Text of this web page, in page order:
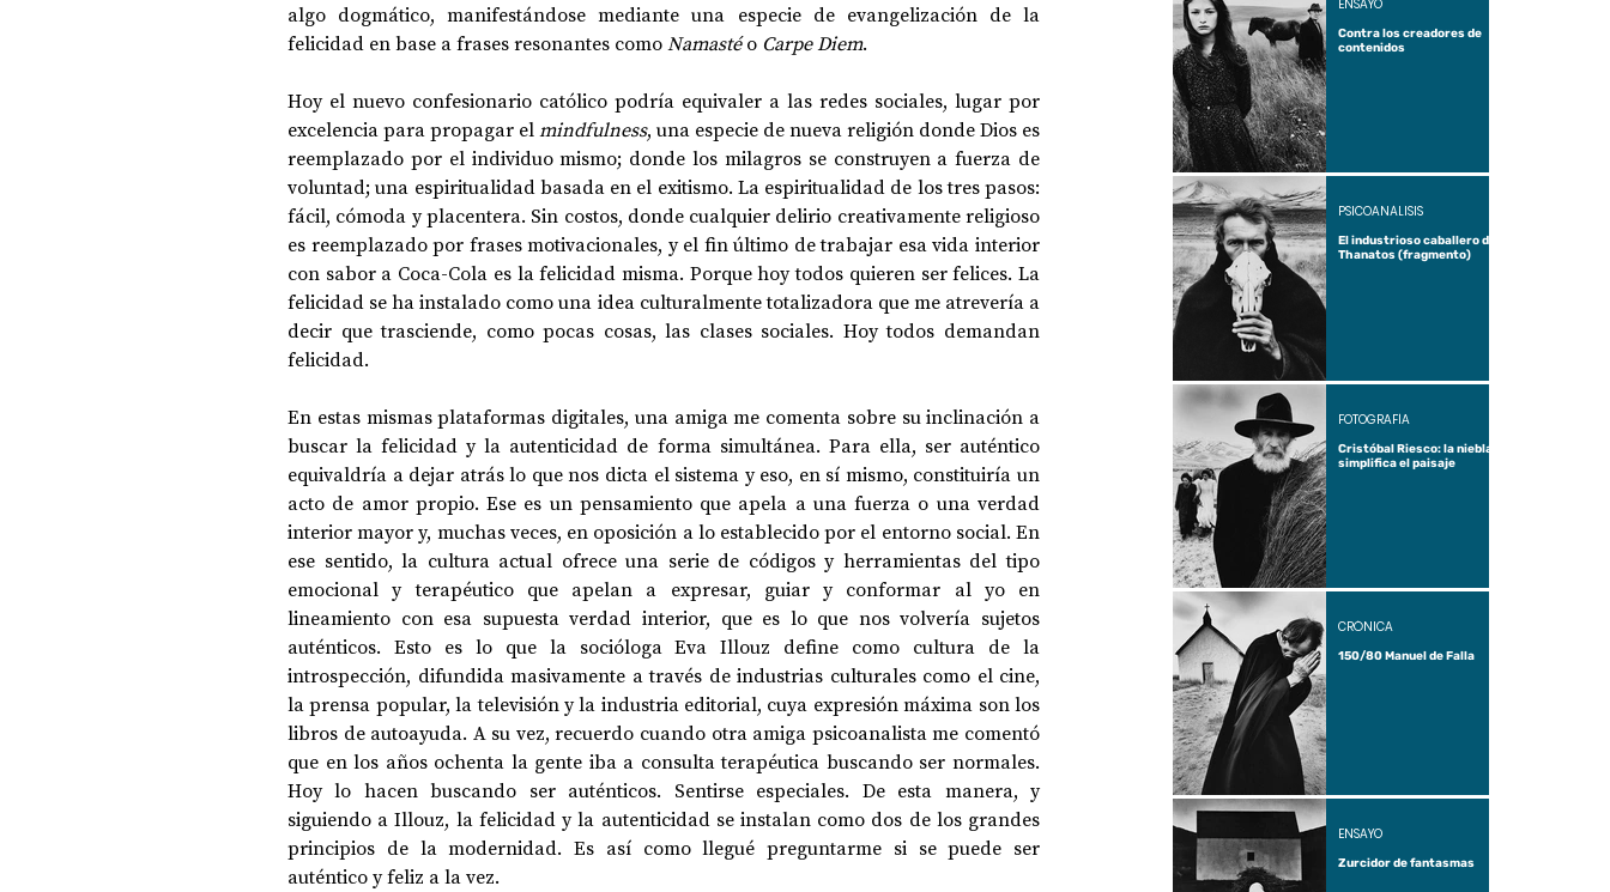
algo dogmático, manifestándose mediante una especie de evangelización de la
felicidad en base a frases resonantes como Namasté o Carpe Diem.
Hoy el nuevo confesionario católico podría equivaler a las redes sociales, lugar por
excelencia para propagar el mindfulness, una especie de nueva religión donde Dios es
reemplazado por el individuo mismo; donde los milagros se construyen a fuerza de
voluntad; una espiritualidad basada en el exitismo. La espiritualidad de los tres pasos:
fácil, cómoda y placentera. Sin costos, donde cualquier delirio creativamente religioso
es reemplazado por frases motivacionales, y el fin último de trabajar esa vida interior
con sabor a Coca-Cola es la felicidad misma. Porque hoy todos quieren ser felices. La
felicidad se ha instalado como una idea culturalmente totalizadora que me atrevería a
decir que trasciende, como pocas cosas, las clases sociales. Hoy todos demandan
felicidad.
En estas mismas plataformas digitales, una amiga me comenta sobre su inclinación a
buscar la felicidad y la autenticidad de forma simultánea. Para ella, ser auténtico
equivaldría a dejar atrás lo que nos dicta el sistema y eso, en sí mismo, constituiría un
acto de amor propio. Ese es un pensamiento que apela a una fuerza o una verdad
interior mayor y, muchas veces, en oposición a lo establecido por el entorno social. En
ese sentido, la cultura actual ofrece una serie de códigos y herramientas del tipo
emocional y terapéutico que apelan a expresar, guiar y conformar al yo en
lineamiento con esa supuesta verdad interior, que es lo que nos volvería sujetos
auténticos. Esto es lo que la socióloga Eva Illouz define como cultura de la
introspección, difundida masivamente a través de industrias culturales como el cine,
la prensa popular, la televisión y la industria editorial, cuya expresión máxima son los
libros de autoayuda. A su vez, recuerdo cuando otra amiga psicoanalista me comentó
que en los años ochenta la gente iba a consulta terapéutica buscando ser normales.
Hoy lo hacen buscando ser auténticos. Sentirse especiales. De esta manera, y
siguiendo a Illouz, la felicidad y la autenticidad se instalan como dos de los grandes
principios de la modernidad. Es así como llegué preguntarme si se puede ser
auténtico y feliz a la vez.
Contra los creadores de
contenidos
ENSAYO
El industrioso caballero de
Thanatos (fragmento)
PSICOANÁLISIS
Cristóbal Riesco: la niebla
simplifica el paisaje
FOTOGRAFÍA
150/80 Manuel de Falla
CRÓNICA
Zurcidor de fantasmas
ENSAYO